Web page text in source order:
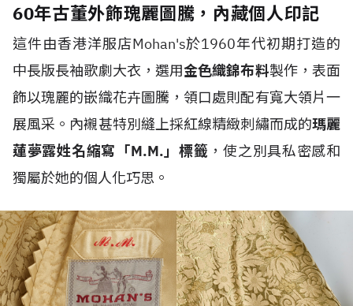
60年古董外飾瑰麗圖騰，內藏個人印記
這件由香港洋服店Mohan's於1960年代初期打造的
中長版長袖歌劇大衣，選用金色織錦布料製作，表面
飾以瑰麗的嵌織花卉圖騰，領口處則配有寬大領片一
展風采。內襯甚特別縫上採紅線精緻刺繡而成的瑪麗
蓮夢露姓名縮寫「M.M.」標籤 ，使之別具私密感和
獨屬於她的個人化巧思。